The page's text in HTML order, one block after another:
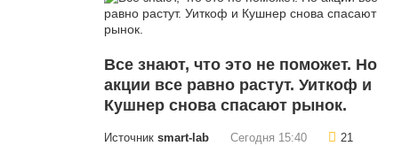
Все знают, что это не поможет. Но
акции все равно растут. Уиткоф и
Кушнер снова спасают рынок.
Источник smart-lab Сегодня 15:40 21